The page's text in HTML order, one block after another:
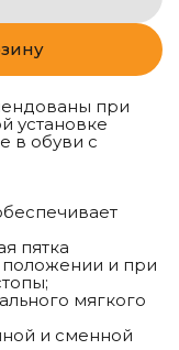
при
установке
в обуви с
пятка
и при
мягкого
и сменной